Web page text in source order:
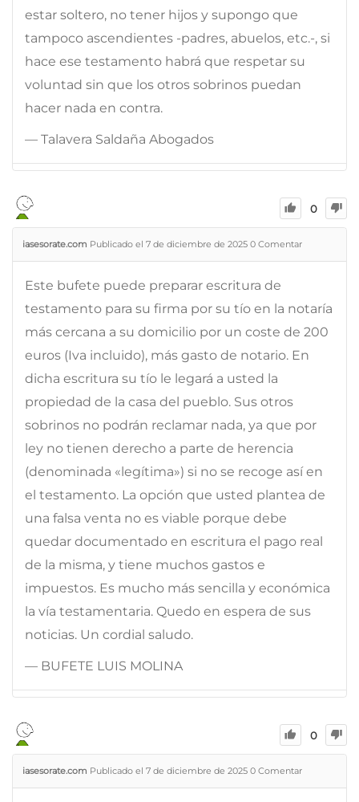
estar soltero, no tener hijos y supongo que
tampoco ascendientes -padres, abuelos, etc.-, si
hace ese testamento habrá que respetar su
voluntad sin que los otros sobrinos puedan
hacer nada en contra.
— Talavera Saldaña Abogados
0
iasesorate.com Publicado el 7 de diciembre de 2025 0 Comentar
Este bufete puede preparar escritura de
testamento para su firma por su tío en la notaría
más cercana a su domicilio por un coste de 200
euros (Iva incluido), más gasto de notario. En
dicha escritura su tío le legará a usted la
propiedad de la casa del pueblo. Sus otros
sobrinos no podrán reclamar nada, ya que por
ley no tienen derecho a parte de herencia
(denominada «legítima») si no se recoge así en
el testamento. La opción que usted plantea de
una falsa venta no es viable porque debe
quedar documentado en escritura el pago real
de la misma, y tiene muchos gastos e
impuestos. Es mucho más sencilla y económica
la vía testamentaria. Quedo en espera de sus
noticias. Un cordial saludo.
— BUFETE LUIS MOLINA
0
iasesorate.com Publicado el 7 de diciembre de 2025 0 Comentar